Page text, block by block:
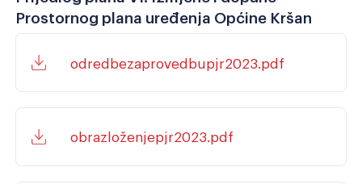
Prostornog plana uređenja Općine Kršan
odredbezaprovedbupjr2023.pdf
obrazloženjepjr2023.pdf